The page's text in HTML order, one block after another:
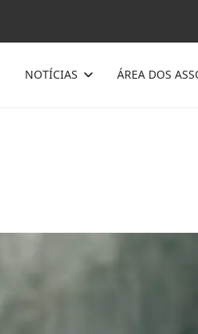
NOTÍCIAS ÁREA DOS